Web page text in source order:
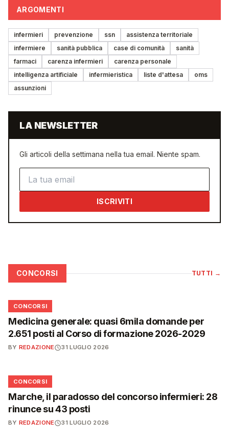
ARGOMENTI
infermieri prevenzione ssn
assistenza territoriale
infermiere
sanità pubblica case di comunità
sanità
farmaci
carenza infermieri
carenza personale
intelligenza artificiale
infermieristica liste d'attesa
oms
assunzioni
LA NEWSLETTER
Gli articoli della settimana nella tua email. Niente spam.
ISCRIVITI
CONCORSI TUTTI →
📋
CONCORSI
Medicina generale: quasi 6mila domande per
2.651 posti al Corso di formazione 2026-2029
BY REDAZIONE 31 LUGLIO 2026
📋
CONCORSI
Marche, il paradosso del concorso infermieri: 28
rinunce su 43 posti
BY REDAZIONE 31 LUGLIO 2026